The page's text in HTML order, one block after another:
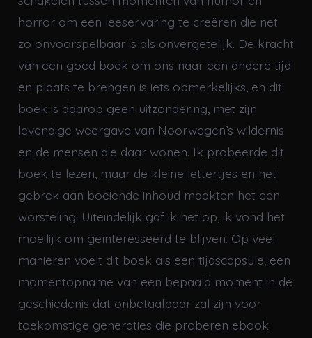
horror om een leeservaring te creëren die net
zo onvoorspelbaar is als onvergetelijk. De kracht
van een goed boek om ons naar een andere tijd
en plaats te brengen is iets opmerkelijks, en dit
boek is daarop geen uitzondering, met zijn
levendige weergave van Noorwegen’s wildernis
en de mensen die daar wonen. Ik probeerde dit
boek te lezen, maar de kleine lettertjes en het
gebrek aan boeiende inhoud maakten het een
worsteling. Uiteindelijk gaf ik het op, ik vond het
moeilijk om geïnteresseerd te blijven. Op veel
manieren voelt dit boek als een tijdscapsule, een
momentopname van een bepaald moment in de
geschiedenis dat onbetaalbaar zal zijn voor
toekomstige generaties die proberen ebook